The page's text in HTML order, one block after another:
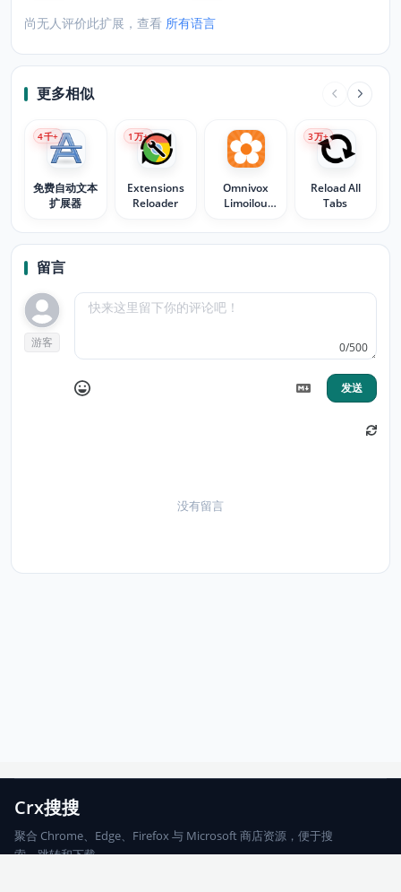
尚无人评价此扩展，查看 所有语言
更多相似
免费自动文本
扩展器
4千+
Extensions
Reloader
1 万+
Omnivox
Limoilou
Reload All
Tabs
3万+
留言
游客 0/500
发送
没有留言
Crx搜搜
聚合 Chrome、Edge、Firefox 与 Microsoft 商店资源，便于搜
索、跳转和下载。